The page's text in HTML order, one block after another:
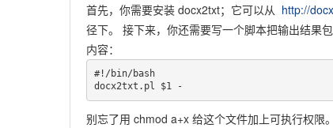
首先，你需要安装 docx2txt；它可以从 http://
径下。 接下来，你还需要写一个脚本把输出结果
内容：
#!/bin/bash
docx2txt.pl $1 -
别忘了用 chmod a+x 给这个文件加上可执行权限